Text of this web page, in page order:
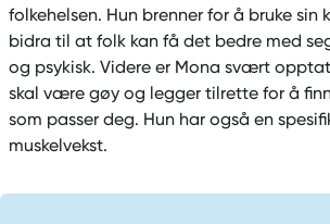
folkehelsen. Hun brenner for å bruke sin
bidra til at folk kan få det bedre med
og psykisk. Videre er Mona svært
skal være gøy og legger tilrette for å
som passer deg. Hun har også en
muskelvekst.